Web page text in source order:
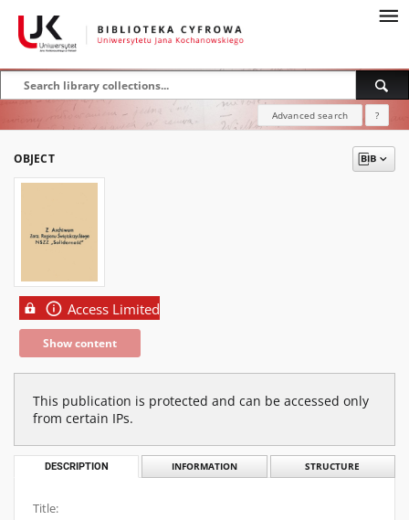
Advanced search ?
OBJECT
Access Limited
Show content
This publication is protected and can be accessed only
from certain IPs.
DESCRIPTION INFORMATION STRUCTURE
Title: